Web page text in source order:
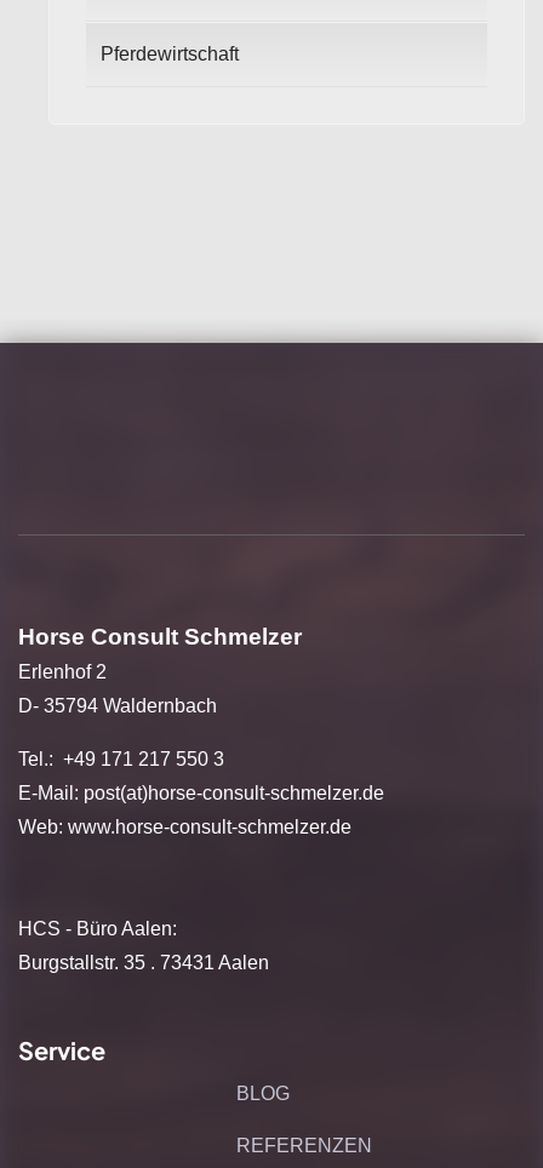
Pferdewirtschaft
Horse Consult Schmelzer
Erlenhof 2
D- 35794 Waldernbach
Tel.: +49 171 217 550 3
E-Mail: post(at)horse-consult-schmelzer.de
Web: www.horse-consult-schmelzer.de
HCS - Büro Aalen:
Burgstallstr. 35 . 73431 Aalen
Service
BLOG
REFERENZEN